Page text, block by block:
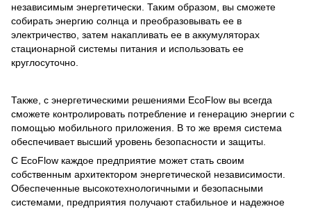
независимым энергетически. Таким образом, вы сможете
собирать энергию солнца и преобразовывать ее в
электричество, затем накапливать ее в аккумуляторах
стационарной системы питания и использовать ее
круглосуточно.
Также, с энергетическими решениями EcoFlow вы всегда
сможете контролировать потребление и генерацию энергии с
помощью мобильного приложения. В то же время система
обеспечивает высший уровень безопасности и защиты.
С EcoFlow каждое предприятие может стать своим
собственным архитектором энергетической независимости.
Обеспеченные высокотехнологичными и безопасными
системами, предприятия получают стабильное и надежное